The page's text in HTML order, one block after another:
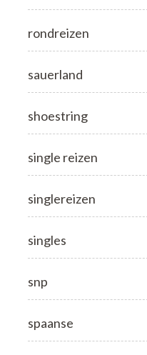
rondreizen
sauerland
shoestring
single reizen
singlereizen
singles
snp
spaanse